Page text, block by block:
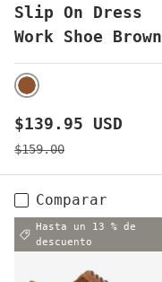
Slip On Dress
Work Shoe Brown
BROWN
Precio de venta
$139.95 USD
Precio normal
$159.00
Comparar
Hasta un 13 % de
descuento